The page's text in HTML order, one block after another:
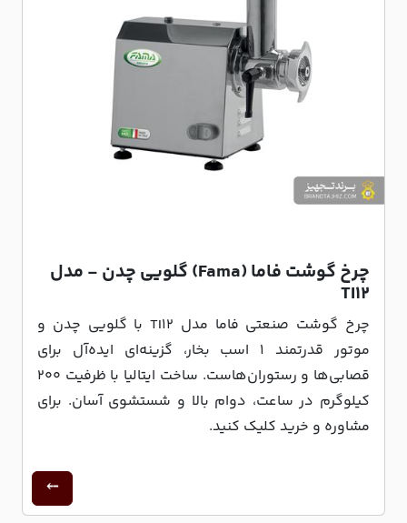
چرخ گوشت فاما (Fama) گلویی چدن - مدل
TI12
چرخ گوشت صنعتی فاما مدل TI12 با گلویی چدن و
موتور قدرتمند ۱ اسب بخار، گزینه‌ای ایده‌آل برای
قصابی‌ها و رستوران‌هاست. ساخت ایتالیا با ظرفیت ۲۰۰
کیلوگرم در ساعت، دوام بالا و شستشوی آسان. برای
مشاوره و خرید کلیک کنید.